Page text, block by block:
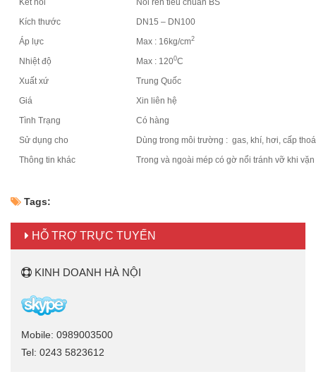
Kết nối
Nối ren tiêu chuẩn BS
Kích thước
DN15 – DN100
Áp lực
Max : 16kg/cm2
Nhiệt độ Max : 1200C
Xuất xứ
Trung Quốc
Giá
Xin liên hệ
Tình Trạng
Có hàng
Sử dụng cho
Dùng trong môi trường : gas, khí, hơi,
Thông tin khác
Trong và ngoài mép có gờ nổi tránh vỡ khi vặn
Tags:
HỖ TRỢ TRỰC TUYẾN
KINH DOANH HÀ NỘI
Mobile: 0989003500
Tel: 0243 5823612